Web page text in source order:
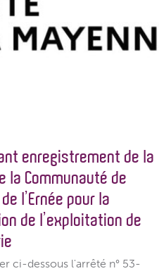
enregistrement de la
la Communauté de
l’Ernée pour la
de l’exploitation de
ci-dessous l'arrêté n° 53-